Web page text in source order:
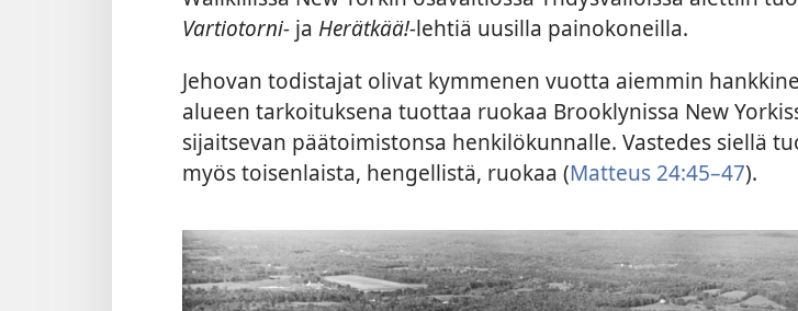
Vartiotorni- ja Herätkää!-lehtiä uusilla painokoneilla.
Jehovan todistajat olivat kymmenen vuotta aiemmin
alueen tarkoituksena tuottaa ruokaa Brooklynissa New
sijaitsevan päätoimistonsa henkilökunnalle. Vastedes siellä
myös toisenlaista, hengellistä, ruokaa (Matteus 24:45–47).